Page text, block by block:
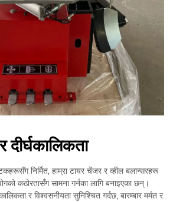
दीर्घकालिकता
निर्मित, हाम्रा टायर चेंजर र व्हील बलान्सरहरू
कठोरतासँग सामना गर्नका लागि बनाइएका छन्।
र विश्वसनीयता सुनिश्चित गर्दछ, बारम्बार मर्मत र